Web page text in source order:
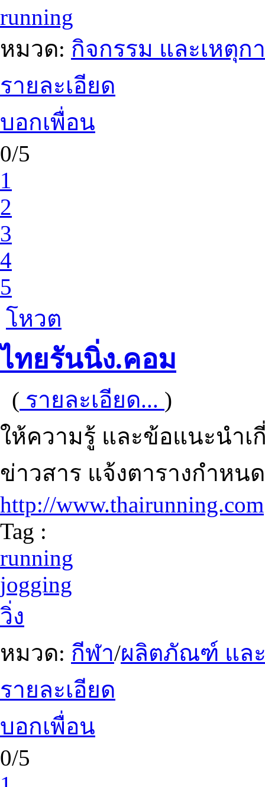
running
หมวด: กิจกรรม และเหตุ
รายละเอียด
บอกเพื่อน
0/5
1
2
3
4
5
โหวต
ไทยรันนิ่ง.คอม
( รายละเอียด... )
ให้ความรู้ และข้อแนะนำเ
ข่าวสาร แจ้งตารางกำหน
http://www.thairunning.com
Tag :
running
jogging
วิ่ง
หมวด: กีฬา/ผลิตภัณฑ์ แล
รายละเอียด
บอกเพื่อน
0/5